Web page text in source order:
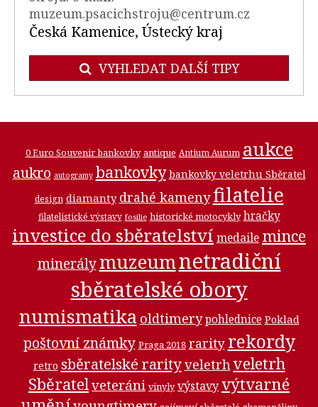
muzeum.psacichstroju@centrum.cz
Česká Kamenice, Ústecký kraj
VYHLEDAT DALŠÍ TIPY
0 Euro Souvenir bankovky antique Antium Aurum aukce
aukro autogramy bankovky bankovky veletrhu Sběratel
design diamanty drahé kamenyfilatelie
filatelistické výstavy fosilie historické motocykly hračky
investice do sběratelství medaile mince
minerálymuzeumnetradiční
sběratelské obory
numismatika oldtimery pohlednice Poklad
poštovní známky Praga 2018 rarity rekordy
retro sběratelské rarityveletrhveletrh
Sběratelveteráni vinyly výstavyvýtvarné